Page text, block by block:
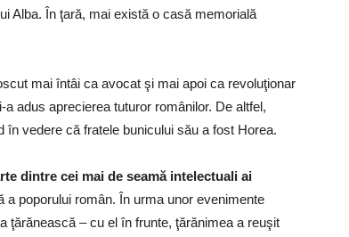
Alba. În ţară, mai există o casă memorială
mai întâi ca avocat şi mai apoi ca revoluţionar
adus aprecierea tuturor românilor. De altfel,
vedere că fratele bunicului său a fost Horea.
dintre cei mai de seamă intelectuali ai
a poporului român. În urma unor evenimente
ţărănească – cu el în frunte, ţărănimea a reuşit